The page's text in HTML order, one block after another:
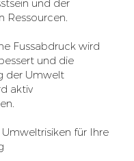
und der
Ressourcen.
Fussabdruck wird
und die
der Umwelt
aktiv
für Ihre